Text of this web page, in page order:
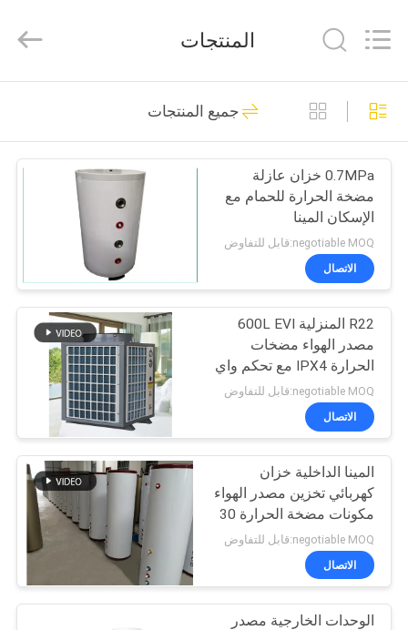
الصفحة
الرئيسية
منتجات
فيديوهات
معلومات
جولة
في
المصنع
مراقبة
الجودة
اتصل
Ltd..
Developed
ECER
مضخة حرارة عالية
الحرارة
9
مضخة حرارة CO2
35
مضخة حرارة مصدر
الهواء
7
المنتجات
جميع المنتجات
0.7MPa خزان عازلة
مضخة الحرارة للحمام مع
الإسكان المينا
negotiable MOQ:قابل للتفاوض
الاتصال
R22 المنزلية 600L EVI
مصدر الهواء مضخات
الحرارة IPX4 مع تحكم واي
فاي
negotiable MOQ:قابل للتفاوض
الاتصال
المينا الداخلية خزان
كهربائي تخزين مصدر الهواء
مكونات مضخة الحرارة 30
لتر 1500 واط
negotiable MOQ:قابل للتفاوض
الاتصال
الوحدات الخارجية مصدر